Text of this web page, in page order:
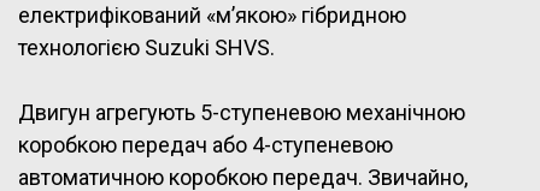
електрифікований «м’якою» гібридною
технологією Suzuki SHVS.
Двигун агрегують 5-ступеневою механічною
коробкою передач або 4-ступеневою
автоматичною коробкою передач. Звичайно,